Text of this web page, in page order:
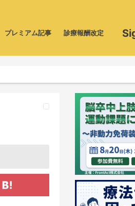
プレミアム記事 診療報酬改定